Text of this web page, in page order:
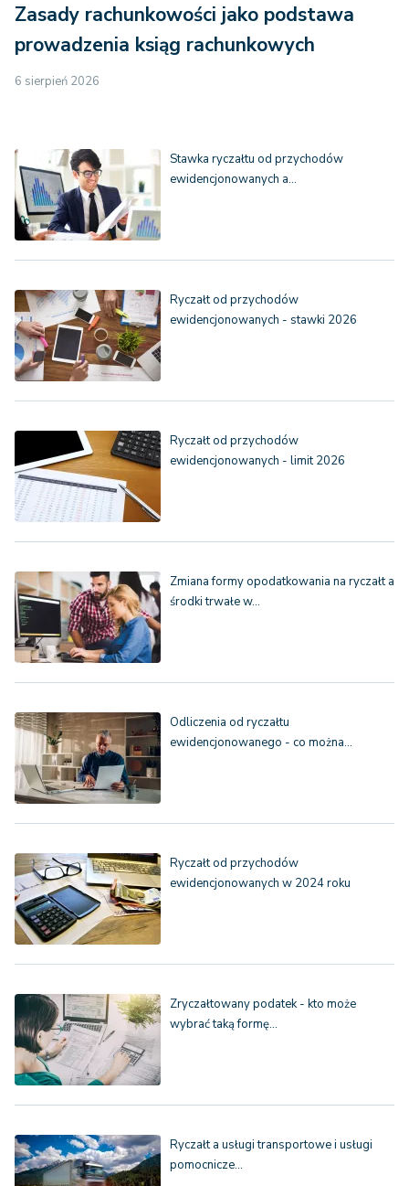
Zasady rachunkowości jako podstawa
prowadzenia ksiąg rachunkowych
6 sierpień 2026
Stawka ryczałtu od przychodów
ewidencjonowanych a…
Ryczałt od przychodów
ewidencjonowanych - stawki 2026
Ryczałt od przychodów
ewidencjonowanych - limit 2026
Zmiana formy opodatkowania na ryczałt a
środki trwałe w…
Odliczenia od ryczałtu
ewidencjonowanego - co można…
Ryczałt od przychodów
ewidencjonowanych w 2024 roku
Zryczałtowany podatek - kto może
wybrać taką formę…
Ryczałt a usługi transportowe i usługi
pomocnicze…